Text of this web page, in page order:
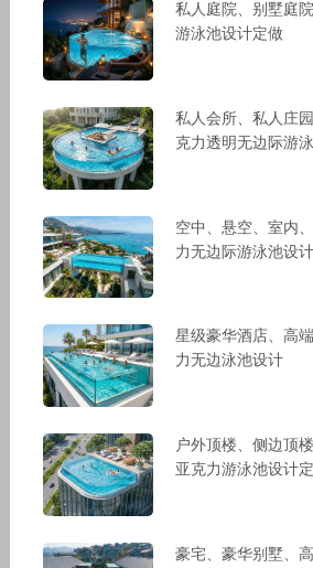
私人庭院、别墅庭
游泳池设计定做
私人会所、私人庄
克力透明无边际游
空中、悬空、室内
力无边际游泳池设
星级豪华酒店、高
力无边泳池设计
户外顶楼、侧边顶
亚克力游泳池设计
豪宅、豪华别墅、